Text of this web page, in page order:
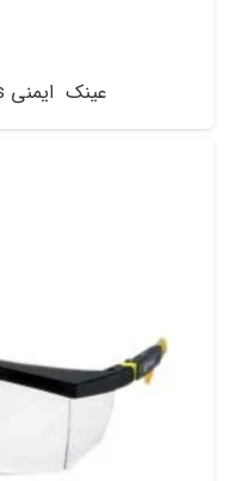
عینک ایمنی MATRIX – Genesis